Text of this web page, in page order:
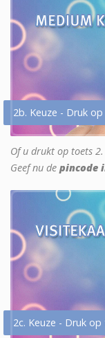
2b. Keuze - Druk
Of u drukt op toets 2.
Geef nu de pincode
2c. Keuze - Druk